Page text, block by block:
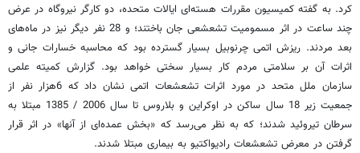
کرد. به گفته کمیسیون مقررات هسته‌ای ایالات متحده، دو کارگر نیروگاه در عرض
چند ساعت در اثر مسمومیت تشعشعی جان باختند؛ و 28 نفر دیگر نیز در ماه‌های
بعد مردند. ریزش اتمی چرنوبیل بسیار گسترده بود که محاسبه خسارات جانی و
اثرات آن بر سلامتی مردم کار بسیار سختی خواهد بود. گزارش کمیته علمی
سازمان ملل متحد در مورد اثرات تشعشعات اتمی نشان داد که 6هزار نفر از
جمعیت زیر 18 سال ساکن در اوکراین و بلاروس تا سال 2006 / 1385 مبتلا به
سرطان تیروئید شدند؛ که به نظر می‌رسد که «بخش عمده‌ای از آنها» در اثر قرار
گرفتن در معرض تشعشعات رادیواکتیو به بیماری مبتلا شدند.